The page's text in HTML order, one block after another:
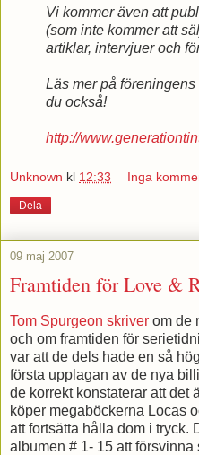
Vi kommer även att
(som inte kommer att
artiklar, intervjuer och
Läs mer på
du också!
http://
Unknown kl 12:33 Inga
Dela
09 maj 2007
Framtiden för Love &
Tom Spurgeon skriver om de
och om framtiden för
var att de dels hade en så
första upplagan av de nya
de korrekt konstaterar att det
köper megaböckerna Locas
att fortsätta hålla dom i tryck.
albumen # 1- 15 att